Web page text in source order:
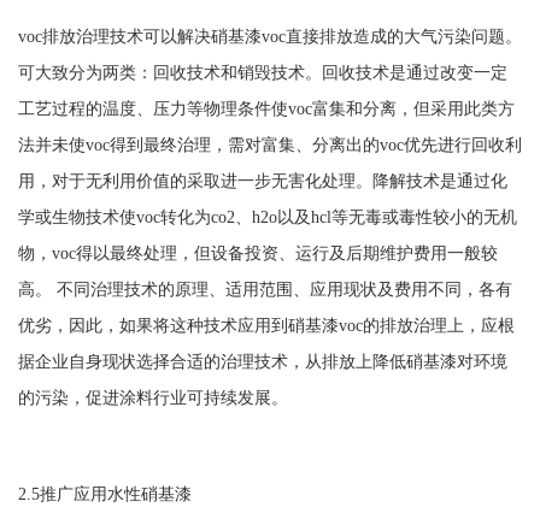
voc排放治理技术可以解决硝基漆voc直接排放造成的大气污染问题。
可大致分为两类：回收技术和销毁技术。回收技术是通过改变一定
工艺过程的温度、压力等物理条件使voc富集和分离，但采用此类方
法并未使voc得到最终治理，需对富集、分离出的voc优先进行回收利
用，对于无利用价值的采取进一步无害化处理。降解技术是通过化
学或生物技术使voc转化为co2、h2o以及hcl等无毒或毒性较小的无机
物，voc得以最终处理，但设备投资、运行及后期维护费用一般较
高。 不同治理技术的原理、适用范围、应用现状及费用不同，各有
优劣，因此，如果将这种技术应用到硝基漆voc的排放治理上，应根
据企业自身现状选择合适的治理技术，从排放上降低硝基漆对环境
的污染，促进涂料行业可持续发展。
2.5推广应用水性硝基漆